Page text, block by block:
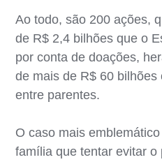
Ao todo, são 200 ações,
de R$ 2,4 bilhões que o
por conta de doações,
de mais de R$ 60
entre parentes.
O caso mais
família que tentar evitar o